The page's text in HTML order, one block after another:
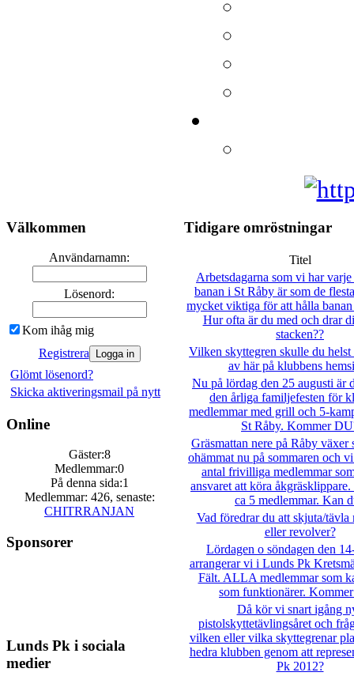
Välkommen
Användarnamn:
Lösenord:
Kom ihåg mig
Registrera
Glömt lösenord?
Skicka aktiveringsmail på nytt
Online
Gäster:8
Medlemmar:0
På denna sida:1
Medlemmar: 426, senaste:
CHITRRANJAN
Sponsorer
Lunds Pk i sociala
medier
Tidigare omröstningar
Titel
Arbetsdagarna som vi har varje
banan i St Råby är som de
mycket viktiga för att hålla
Hur ofta är du med och drar
stacken??
Vilken skyttegren skulle du helst
av här på klubbens
Nu på lördag den 25 augusti är
den årliga familjefesten för
medlemmar med grill och 5-
St Råby. Kommer
Gräsmattan nere på Råby växer
ohämmat nu på sommaren och
antal frivilliga medlemmar
ansvaret att köra
ca 5 medlemmar. Kan
Vad föredrar du att skjuta/tävla
eller revolver?
Lördagen o söndagen den
arrangerar vi i Lunds Pk
Fält. ALLA medlemmar som
som funktionärer.
Då kör vi snart igång
pistolskyttetävlingsåret och
vilken eller vilka skyttegrenar
hedra klubben genom att
Pk 2012?